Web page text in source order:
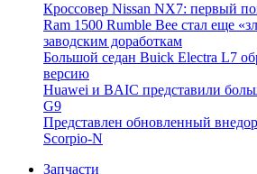
Кроссовер Nissan NX7: первый
Ram 1500 Rumble Bee стал еще
заводским доработкам
Большой седан Buick Electra L7
версию
Huawei и BAIC представили
G9
Представлен обновленный
Scorpio-N
Запчасти